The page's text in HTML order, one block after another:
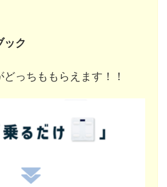
ック
っちももらえます！！